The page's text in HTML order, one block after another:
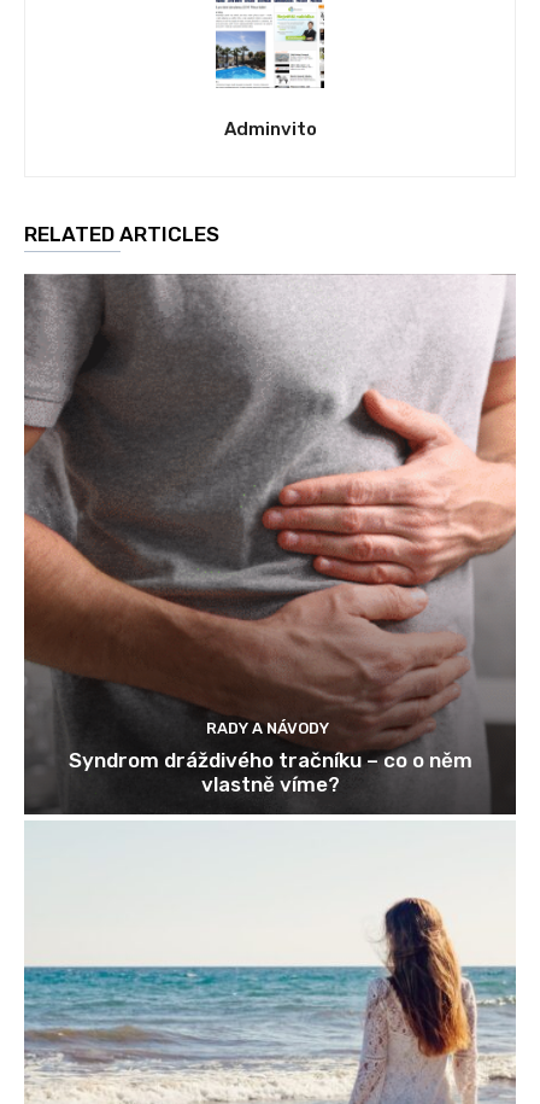
Adminvito
RELATED ARTICLES
RADY A NÁVODY
Syndrom dráždivého tračníku – co o něm
vlastně víme?